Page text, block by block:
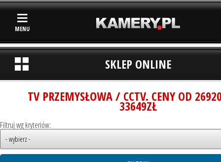
MENU
SKLEP ONLINE
TV PRZEMYSŁOWA / CCTV. CENY OD
33649ZŁ
Filtruj wg kryteriów: